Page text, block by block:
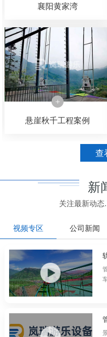
襄阳黄家湾
悬崖秋千工程案例
查
新
关注最新动
视频专区 公司新闻